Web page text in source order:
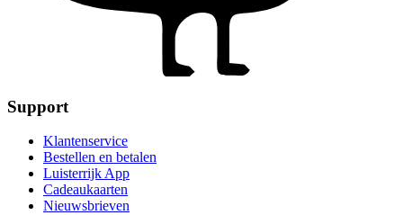
Support
Klantenservice
Bestellen en betalen
Luisterrijk App
Cadeaukaarten
Nieuwsbrieven